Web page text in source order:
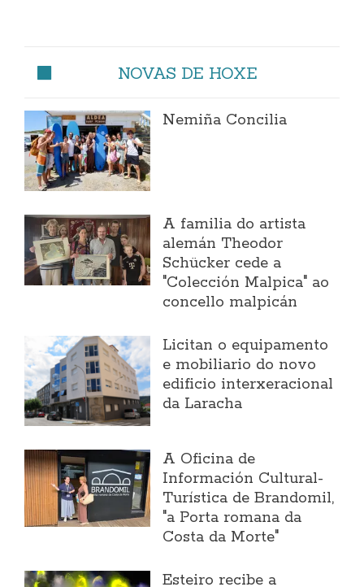
NOVAS DE HOXE
Nemiña Concilia
A familia do artista
alemán Theodor
Schücker cede a
"Colección Malpica" ao
concello malpicán
Licitan o equipamento
e mobiliario do novo
edificio interxeracional
da Laracha
A Oficina de
Información Cultural-
Turística de Brandomil,
"a Porta romana da
Costa da Morte"
Esteiro recibe a